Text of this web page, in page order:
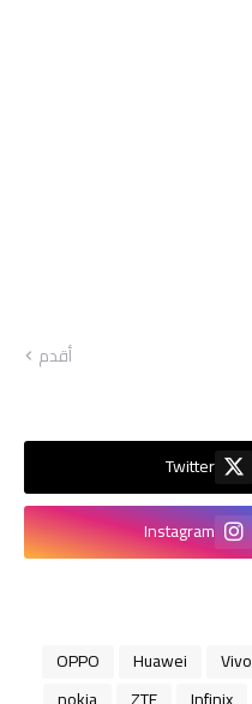
أقدم
Twitter
Instagram
Vivo
Huawei
OPPO